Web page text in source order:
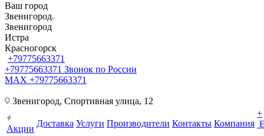
Ваш город
Звенигород
Звенигород
Истра
Красногорск
+79775663371
+79775663371 Звонок по России
MAX +79775663371
Звенигород, Спортивная улица, 12
Акции
Доставка Услуги Производители Контакты Компания
+